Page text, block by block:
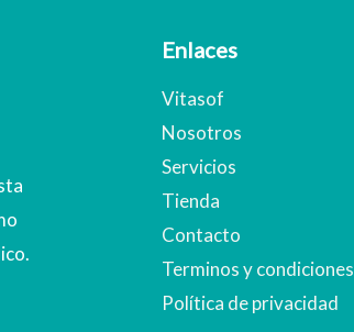
Enlaces
Vitasof
Nosotros
Servicios
Tienda
Contacto
Terminos y condiciones
Política de privacidad